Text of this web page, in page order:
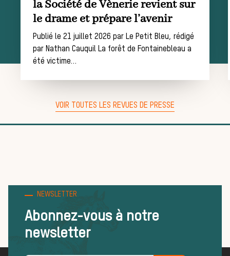
Trouver un
équipage
Règles et
pratiques
la Société de Vènerie revient sur
le drame et prépare l’avenir
Publié le 21 juillet 2026 par Le Petit Bleu, rédigé
par Nathan Cauquil La forêt de Fontainebleau a
été victime…
VOIR TOUTES LES REVUES DE PRESSE
NEWSLETTER
Abonnez-vous à notre
newsletter